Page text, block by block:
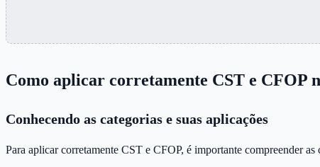
Como aplicar corretamente CST e CFOP
Conhecendo as categorias e suas aplicações
Para aplicar corretamente CST e CFOP, é importante compreender